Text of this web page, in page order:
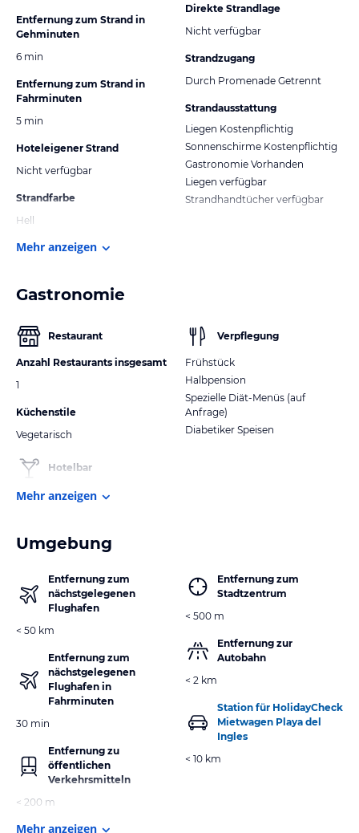
Entfernung zum Strand in
Gehminuten
6 min
Entfernung zum Strand in
Fahrminuten
5 min
Hoteleigener Strand
Nicht verfügbar
Strandfarbe
Hell
Direkte Strandlage
Nicht verfügbar
Strandzugang
Durch Promenade Getrennt
Strandausstattung
Liegen Kostenpflichtig
Sonnenschirme Kostenpflichtig
Gastronomie Vorhanden
Liegen verfügbar
Strandhandtücher verfügbar
Mehr anzeigen
Gastronomie
Restaurant
Anzahl Restaurants insgesamt
1
Küchenstile
Vegetarisch
Hotelbar
Verpflegung
Frühstück
Halbpension
Spezielle Diät-Menüs (auf
Anfrage)
Diabetiker Speisen
Mehr anzeigen
Umgebung
Entfernung zum
nächstgelegenen
Flughafen
< 50 km
Entfernung zum
nächstgelegenen
Flughafen in
Fahrminuten
30 min
Entfernung zu
öffentlichen
Verkehrsmitteln
< 200 m
Entfernung zum
Stadtzentrum
< 500 m
Entfernung zur
Autobahn
< 2 km
Station für HolidayCheck
Mietwagen Playa del
Ingles
< 10 km
Mehr anzeigen